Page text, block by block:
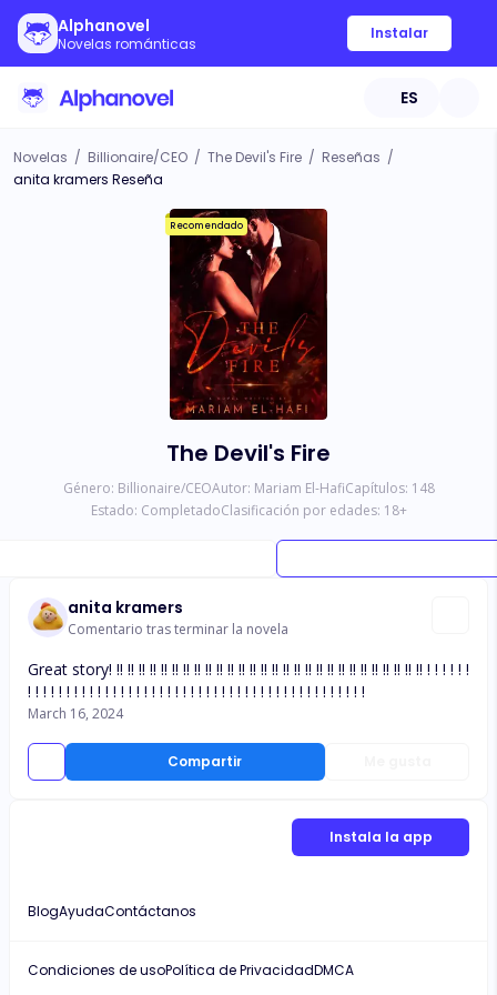
Alphanovel
Novelas románticas
Instalar
ES
Novelas / Billionaire/CEO / The Devil's Fire / Reseñas /
anita kramers Reseña
Recomendado
The Devil's Fire
Género: Billionaire/CEOAutor: Mariam El-HafiCapítulos: 148
Estado: CompletadoClasificación por edades: 18+
anita kramers
Comentario tras terminar la novela
Compartir
Great story! !! !! !! !! !! !! !! !! !! !! !! !! !! !! !! !! !! !! !! !! !! !! !! !! !! !! !! !! ! ! ! ! ! !
! ! ! ! ! ! ! ! ! ! ! ! ! ! ! ! ! ! ! ! ! ! ! ! ! ! ! ! ! ! ! ! ! ! ! ! ! ! ! ! ! ! ! !
March 16, 2024
Instala la app
BlogAyudaContáctanos
Condiciones de usoPolítica de PrivacidadDMCA